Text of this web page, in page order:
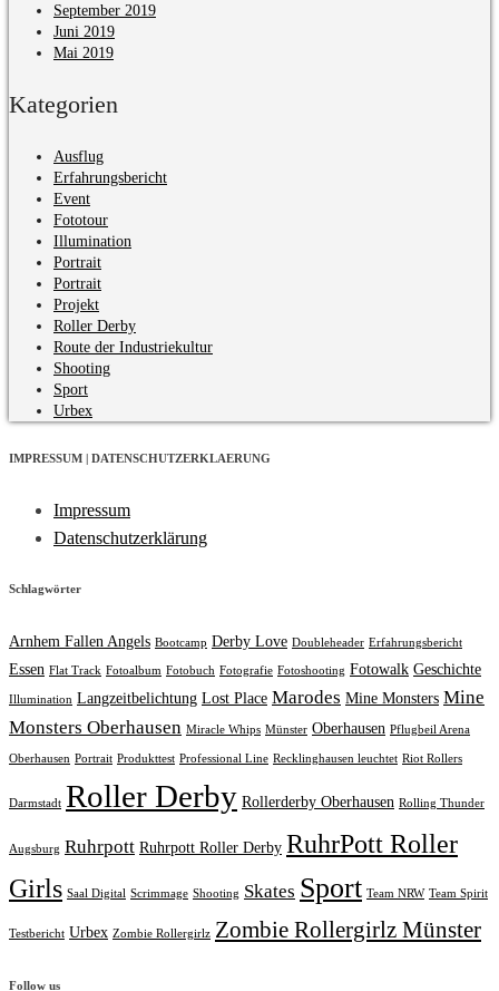
September 2019
Juni 2019
Mai 2019
Kategorien
Ausflug
Erfahrungsbericht
Event
Fototour
Illumination
Portrait
Portrait
Projekt
Roller Derby
Route der Industriekultur
Shooting
Sport
Urbex
IMPRESSUM | DATENSCHUTZERKLAERUNG
Impressum
Datenschutzerklärung
Schlagwörter
Arnhem Fallen Angels Bootcamp Derby Love Doubleheader Erfahrungsbericht
Essen Flat Track Fotoalbum Fotobuch Fotografie Fotoshooting Fotowalk Geschichte
Illumination Langzeitbelichtung Lost Place Marodes Mine Monsters Mine
Monsters Oberhausen Miracle Whips Münster Oberhausen Pflugbeil Arena
Oberhausen Portrait Produkttest Professional Line Recklinghausen leuchtet Riot Rollers
Darmstadt Roller Derby Rollerderby Oberhausen Rolling Thunder
Augsburg Ruhrpott Ruhrpott Roller Derby RuhrPott Roller
Girls Saal Digital Scrimmage Shooting Skates Sport Team NRW Team Spirit
Testbericht Urbex Zombie Rollergirlz Zombie Rollergirlz Münster
Follow us